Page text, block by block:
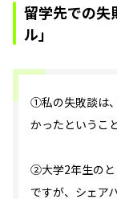
留学先での失
ル」
①私の失敗談は
かったというこ
②大学2年生のと
ですが、シェア